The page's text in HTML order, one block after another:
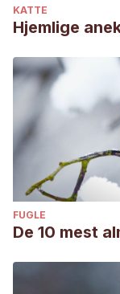
https://doi.org/
KATTE
Hjemlige
FUGLE
De 10 mest